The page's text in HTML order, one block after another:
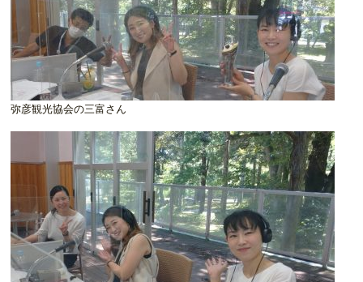
弥彦観光協会の三富さん